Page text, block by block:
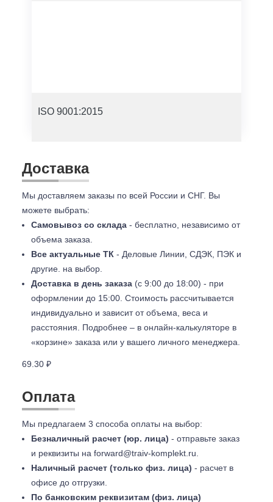
ISO 9001:2015
Доставка
Мы доставляем заказы по всей России и СНГ. Вы
можете выбрать:
Самовывоз со склада - бесплатно, независимо от
объема заказа.
Все актуальные ТК - Деловые Линии, СДЭК, ПЭК и
другие. на выбор.
Доставка в день заказа (с 9:00 до 18:00) - при
оформлении до 15:00. Стоимость рассчитывается
индивидуально и зависит от объема, веса и
расстояния. Подробнее – в онлайн-калькуляторе в
«корзине» заказа или у вашего личного менеджера.
69.30 ₽
Оплата
Мы предлагаем 3 способа оплаты на выбор:
Безналичный расчет (юр. лица) - отправьте заказ
и реквизиты на forward@traiv-komplekt.ru
Наличный расчет (только физ. лица) - расчет в
офисе до отгрузки.
По банковским реквизитам (физ. лица)